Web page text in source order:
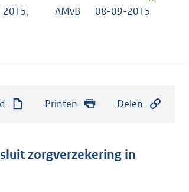
2015,
AMvB 08-09-2015
Printen Delen
zorgverzekering in